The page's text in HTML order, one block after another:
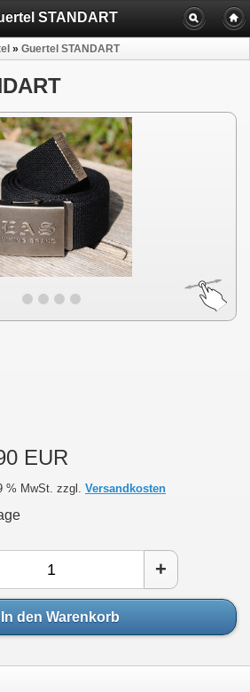
STANDART
» Guertel STANDART
EUR
% MwSt. zzgl. Versandkosten
+
In den Warenkorb